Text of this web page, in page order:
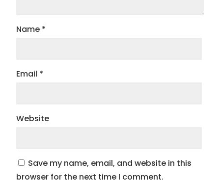
Name *
Email *
Website
Save my name, email, and website in this
browser for the next time I comment.